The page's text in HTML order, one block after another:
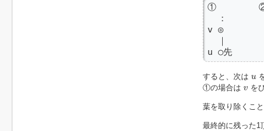
①
：
v ◎
｜
u ○先
すると、次は u
u
①の場合は v
vを
葉を取り除くこ
最終的に残った1